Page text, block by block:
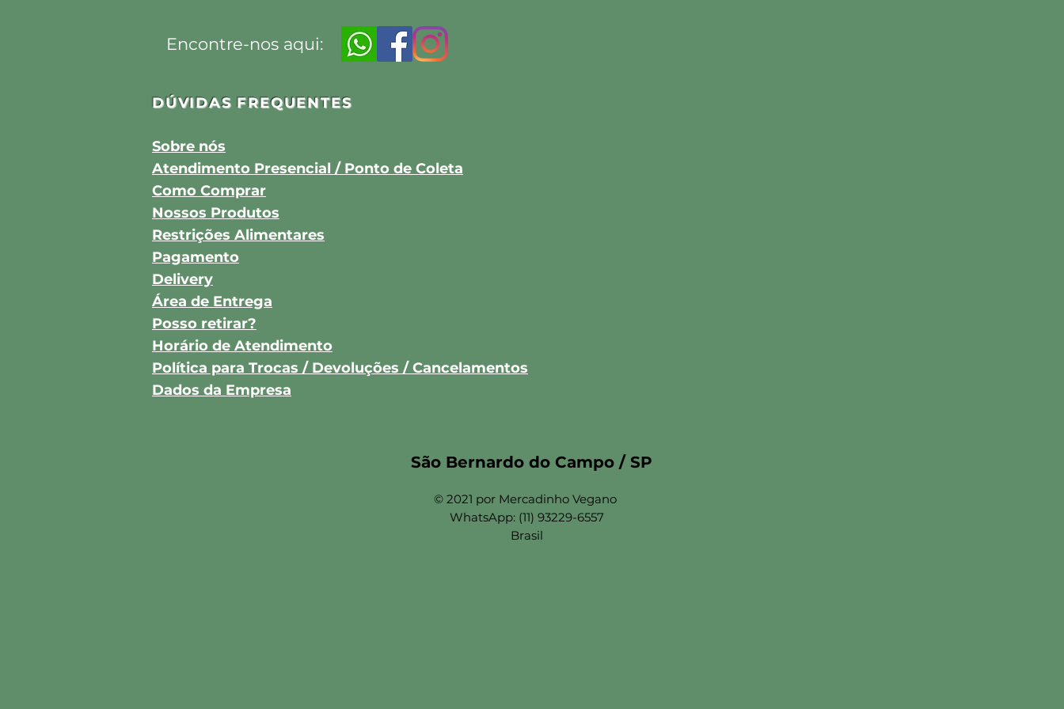
Encontre-nos aqui:
DÚVIDAS FREQUENTES
Sobre nós
Atendimento Presencial / Ponto de Coleta
Como Comprar
Nossos Produtos
Restrições Alimentares
Pagamento
Delivery
Área de Entrega
Posso retirar?
Horário de Atendimento
Política para Trocas / Devoluções / Cancelamentos
Dados da Empresa
São Bernardo do Campo / SP
© 2021 por Mercadinho Vegano
WhatsApp: (11) 93229-6557
Brasil